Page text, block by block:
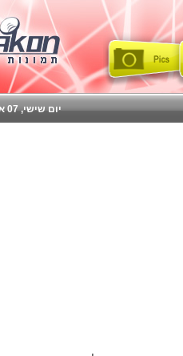
יום שישי, 07 אוגוסט 2026 |